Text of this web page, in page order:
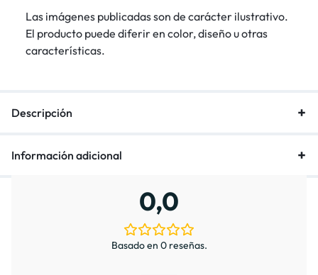
Las imágenes publicadas son de carácter ilustrativo.
El producto puede diferir en color, diseño u otras
características.
Descripción
Información adicional
0,0
Basado en 0 reseñas.